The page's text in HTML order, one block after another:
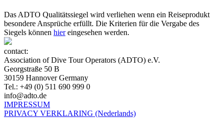
Das ADTO Qualitätssiegel wird verliehen wenn ein Reiseprodukt
besondere Ansprüche erfüllt. Die Kriterien für die Vergabe des
Siegels können hiereingesehen werden.
contact:
Association of Dive Tour Operators (ADTO) e.V.
Georgstraße 50 B
30159 Hannover Germany
Tel.: +49 (0) 511 690 999 0
info@adto.de
IMPRESSUM
PRIVACY VERKLARING (Nederlands)